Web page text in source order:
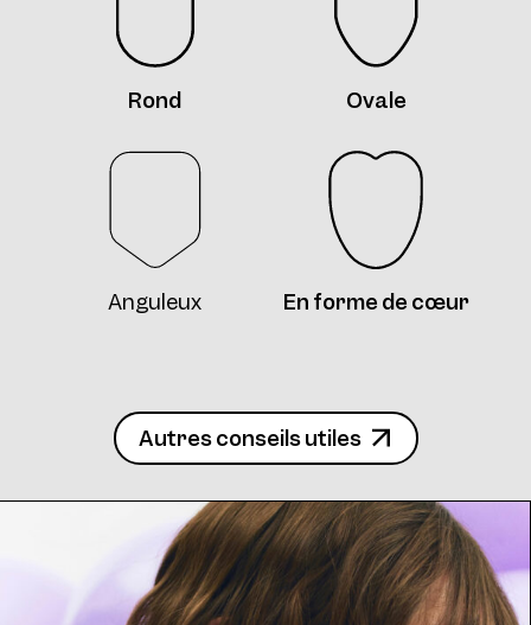
Rond Ovale
Anguleux En forme de cœur
Autres conseils utiles